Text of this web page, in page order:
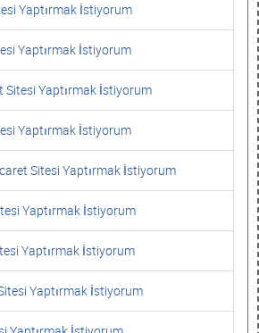
Yaptırmak İstiyorum
Yaptırmak İstiyorum
Sitesi Yaptırmak İstiyorum
Yaptırmak İstiyorum
Sitesi Yaptırmak İstiyorum
Yaptırmak İstiyorum
Yaptırmak İstiyorum
Yaptırmak İstiyorum